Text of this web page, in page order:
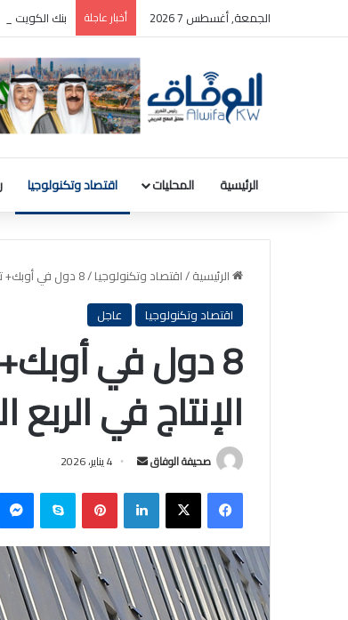
الجمعة, أغسطس 7 2026 أخبار عاجلة بنك الكويت المركزي: رصيد الذهب 31.8
الرئيسية المحليات اقتصاد وتكنولوجيا
الرئيسية/اقتصاد وتكنولوجيا/8 دول في أوبك+ تقرر مواصلة تعليق زيادات الإنتاج في الربع الأول من 2026
اقتصاد وتكنولوجيا
عاجل
8 دول في
الإنتاج في الربع
صحيفة الوفاق
أرسل
إلكترونيا
4 يناير، 2026
فيسبوك‫X لينكدإن بينتيريستسكايب